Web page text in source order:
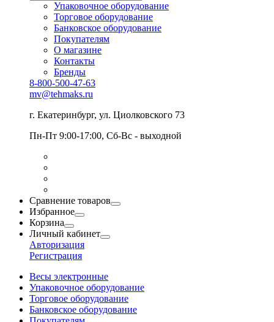
Упаковочное оборудование
Торговое оборудование
Банковское оборудование
Покупателям
О магазине
Контакты
Бренды
8-800-500-47-63
mv@tehmaks.ru
г. Екатеринбург, ул. Циолковского 73
Пн-Пт 9:00-17:00, Сб-Вс - выходной
Сравнение товаров
Избранное
Корзина
Личный кабинет
Авторизация
Регистрация
Весы электронные
Упаковочное оборудование
Торговое оборудование
Банковское оборудование